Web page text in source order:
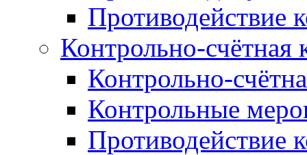
Противодействие
Контрольно-счётная
Контрольно-
Контрольные
Противодействие